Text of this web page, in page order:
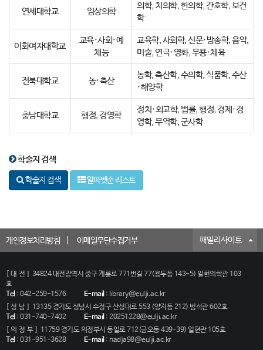
연세대학교 임상의학
의학, 치의학, 한의학, 간호학, 보건
학
이화여자대학교
교육·사회·예
체능
교육학, 사회학, 신문·방송학, 음악,
미술, 연극·영화, 무용·체육
전북대학교 농·축산
농학, 축산학, 수의학, 식품학, 수산
·해양학
충남대학교 행정, 경영학
정치·외교학, 법률, 행정, 경제·경
영학, 무역학, 군사학
학술지 검색
학술지 검색 알파벳순 리스트
개인정보처리방침 이메일무단수집거부 패밀리사이트
[대전]
34824 대전광역시 중구 계룡로 771번길 77(용두동 143-5) 일현의학관 103
호
Tel: 042-259-1576 E-mail: library@eulji.ac.kr
[성남]
13135 경기도 성남시 수정구 산성대로 553 (양지동 212) 범석관 602호
Tel: 031-740-7402 E-mail: 20251228@eulji.ac.kr
[의정부]
11759 경기도 의정부시 동일로 712(금오동 439-39) 일현관 105호
Tel: 031-951-3628 E-mail: nadja98@eulji.ac.kr